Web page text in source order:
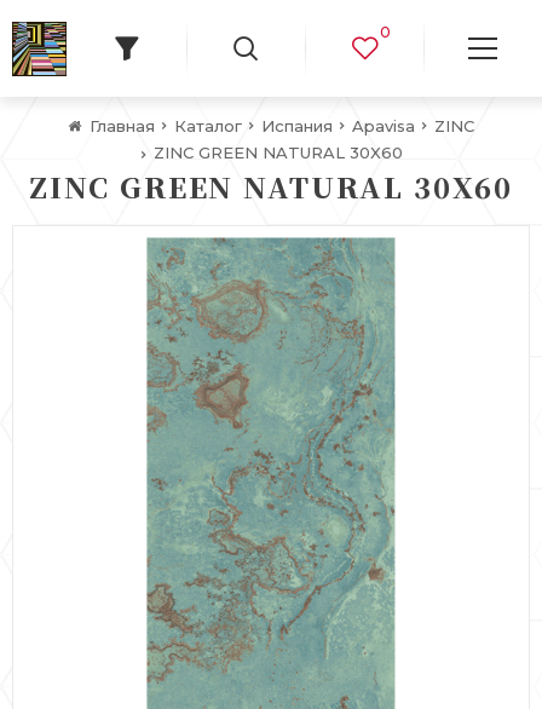
0
Главная Каталог Испания Apavisa
ZINC
ZINC GREEN NATURAL 30X60
ZINC GREEN NATURAL 30X60